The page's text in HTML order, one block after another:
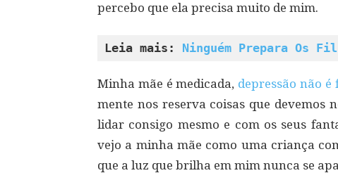
percebo que ela precisa muito de mim.
Leia mais: Ninguém Prepara Os
Minha mãe é medicada, depressão não é
mente nos reserva coisas que devemos
lidar consigo mesmo e com os seus
vejo a minha mãe como uma criança
que a luz que brilha em mim nunca se